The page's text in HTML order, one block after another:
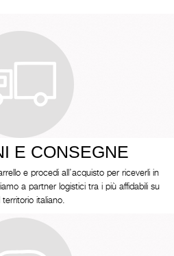
E CONSEGNE
e procedi all’acquisto per riceverli in
a partner logistici tra i più affidabili su
italiano.